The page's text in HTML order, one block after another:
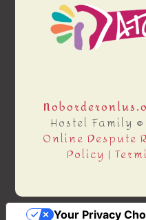
Hostel Family ®
Online Despute
Policy |
Your Privacy